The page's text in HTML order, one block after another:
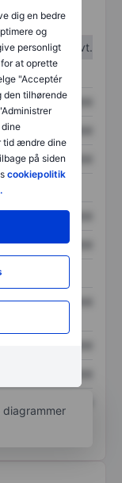
dig en bedre
og
personligt
at oprette
"Acceptér
den tilhørende
tid ændre dine
på siden
cookiepolitik
2. kvt.
XXXXXXX
XXXXXXX
XXXXXXX
XXXXXXX
XXXXXXX